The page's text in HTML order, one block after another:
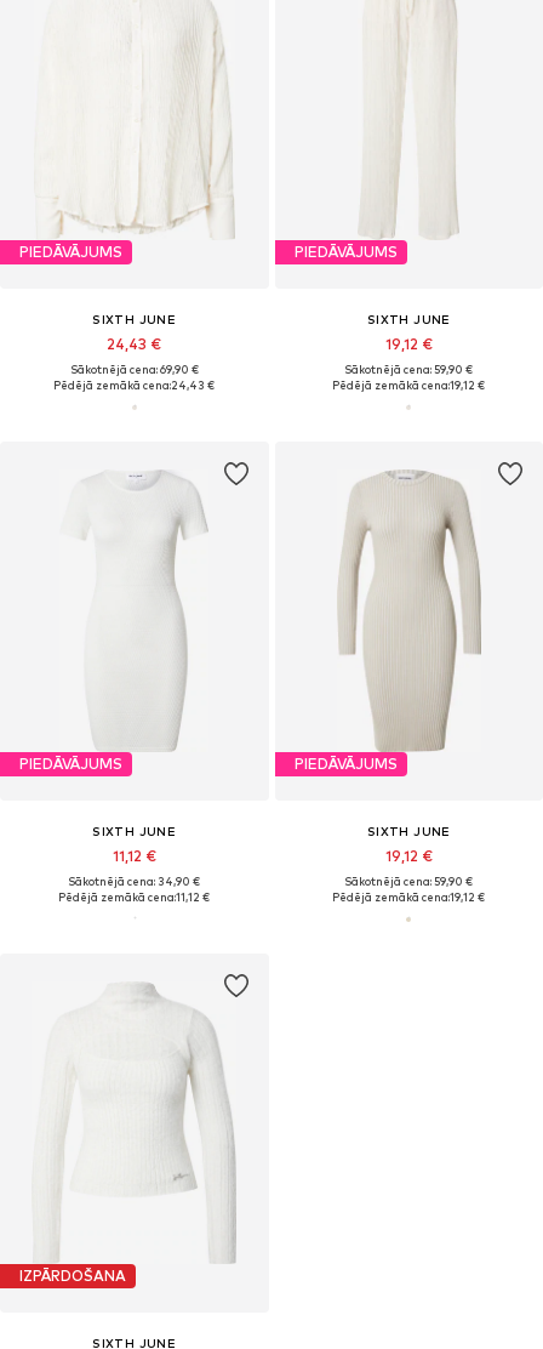
PIEDĀVĀJUMS
SIXTH JUNE
24,43 €
Sākotnējā cena: 69,90 €
Pēdējā zemākā cena:24,43 €
PIEDĀVĀJUMS
SIXTH JUNE
19,12 €
Sākotnējā cena: 59,90 €
Pēdējā zemākā cena:19,12 €
PIEDĀVĀJUMS
SIXTH JUNE
11,12 €
Sākotnējā cena: 34,90 €
Pēdējā zemākā cena:11,12 €
PIEDĀVĀJUMS
SIXTH JUNE
19,12 €
Sākotnējā cena: 59,90 €
Pēdējā zemākā cena:19,12 €
IZPĀRDOŠANA
SIXTH JUNE